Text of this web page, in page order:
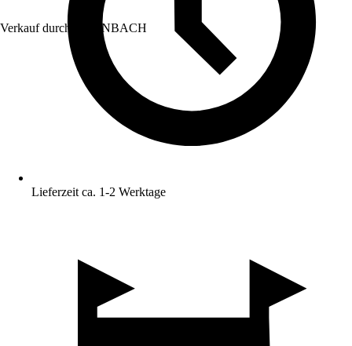
Verkauf durch: HORNBACH
Lieferzeit ca. 1-2 Werktage